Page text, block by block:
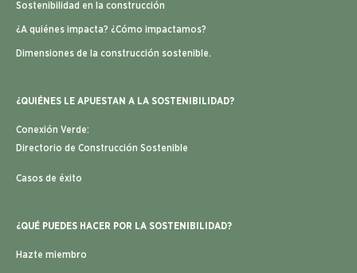
Sostenibilidad en la construcción
¿A quiénes impacta? ¿Cómo impactamos?
Dimensiones de la construcción sostenible.
¿QUIÉNES LE APUESTAN A LA SOSTENIBILIDAD?
Conexión Verde:
Directorio de Construcción Sostenible
Casos de éxito
¿QUÉ PUEDES HACER POR LA SOSTENIBILIDAD?
Hazte miembro